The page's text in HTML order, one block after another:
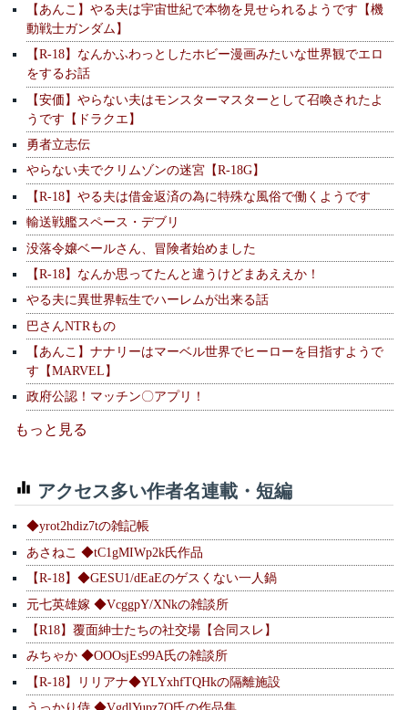
【あんこ】やる夫は宇宙世紀で本物を見せられるようです【機
動戦士ガンダム】
【R-18】なんかふわっとしたホビー漫画みたいな世界観でエロ
をするお話
【安価】やらない夫はモンスターマスターとして召喚されたよ
うです【ドラクエ】
勇者立志伝
やらない夫でクリムゾンの迷宮【R-18G】
【R-18】やる夫は借金返済の為に特殊な風俗で働くようです
輸送戦艦スペース・デブリ
没落令嬢ベールさん、冒険者始めました
【R-18】なんか思ってたんと違うけどまあええか！
やる夫に異世界転生でハーレムが出来る話
巴さんNTRもの
【あんこ】ナナリーはマーベル世界でヒーローを目指すようで
す【MARVEL】
政府公認！マッチン〇アプリ！
もっと見る
アクセス多い作者名連載・短編
◆yrot2hdiz7tの雑記帳
あさねこ ◆tC1gMIWp2k氏作品
【R-18】◆GESU1/dEaEのゲスくない一人鍋
元七英雄嫁 ◆VcggpY/XNkの雑談所
【R18】覆面紳士たちの社交場【合同スレ】
みちゃか ◆OOOsjEs99A氏の雑談所
【R-18】リリアナ◆YLYxhfTQHkの隔離施設